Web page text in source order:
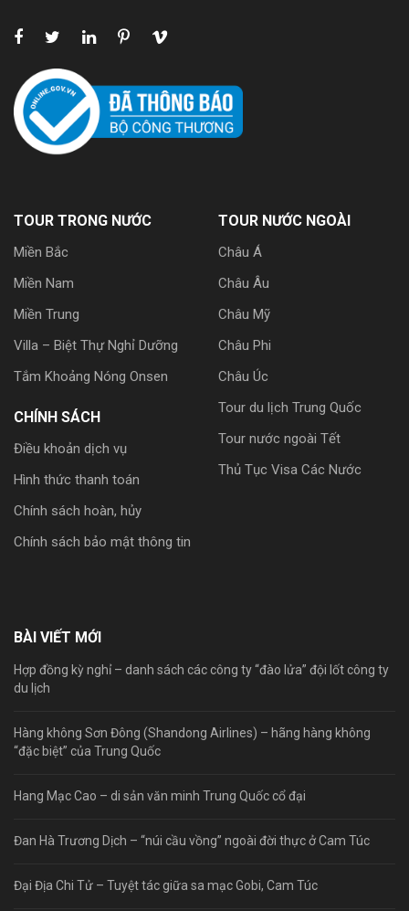
TOUR TRONG NƯỚC
Miền Bắc
Miền Nam
Miền Trung
Villa – Biệt Thự Nghỉ Dưỡng
Tắm Khoảng Nóng Onsen
CHÍNH SÁCH
Điều khoản dịch vụ
Hình thức thanh toán
Chính sách hoàn, hủy
Chính sách bảo mật thông tin
TOUR NƯỚC NGOÀI
Châu Á
Châu Âu
Châu Mỹ
Châu Phi
Châu Úc
Tour du lịch Trung Quốc
Tour nước ngoài Tết
Thủ Tục Visa Các Nước
BÀI VIẾT MỚI
Hợp đồng kỳ nghỉ – danh sách các công ty “đào lửa” đội lốt công ty
du lịch
Hàng không Sơn Đông (Shandong Airlines) – hãng hàng không
“đặc biệt” của Trung Quốc
Hang Mạc Cao – di sản văn minh Trung Quốc cổ đại
Đan Hà Trương Dịch – “núi cầu vồng” ngoài đời thực ở Cam Túc
Đại Địa Chi Tử – Tuyệt tác giữa sa mạc Gobi, Cam Túc